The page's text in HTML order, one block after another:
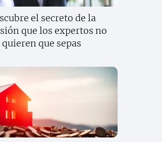
el secreto de la
que los expertos no
quieren que sepas